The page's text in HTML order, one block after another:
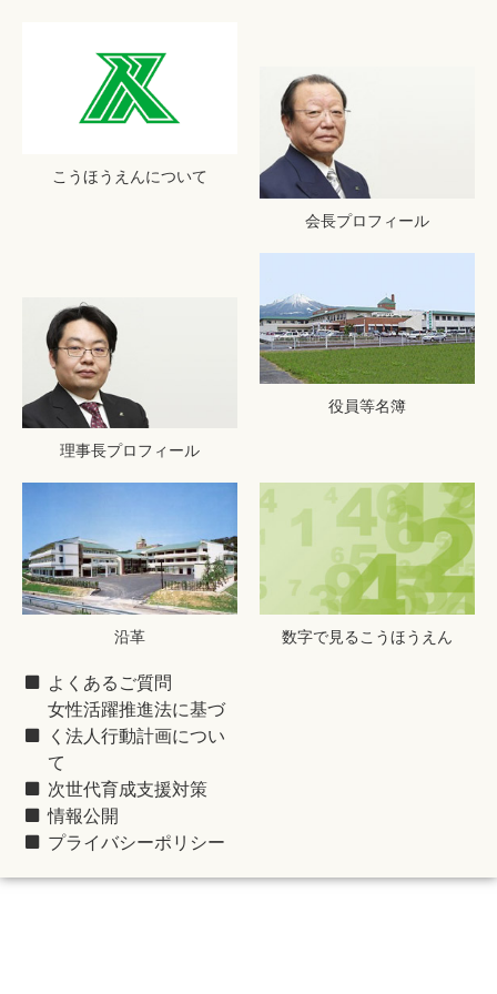
こうほうえんについて
会長プロフィール
理事長プロフィール
役員等名簿
沿革 数字で見るこうほうえん
よくあるご質問
女性活躍推進法に基づ
く法人行動計画につい
て
次世代育成支援対策
情報公開
プライバシーポリシー